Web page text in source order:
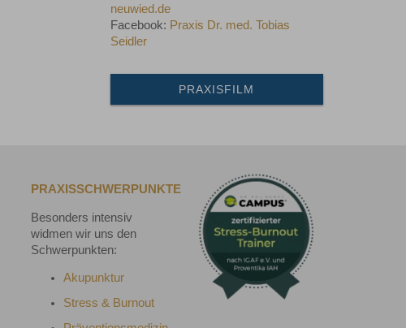
neuwied.de
Facebook: Praxis Dr. med. Tobias
Seidler
PRAXISFILM
PRAXISSCHWERPUNKTE
Besonders intensiv
widmen wir uns den
Schwerpunkten:
Akupunktur
Stress & Burnout